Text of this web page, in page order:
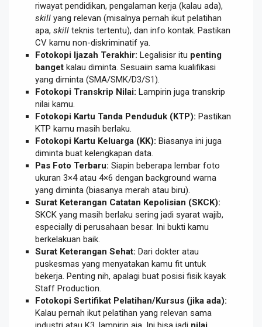
riwayat pendidikan, pengalaman kerja (kalau ada),
skill yang relevan (misalnya pernah ikut pelatihan
apa, skill teknis tertentu), dan info kontak. Pastikan
CV kamu non-diskriminatif ya.
Fotokopi Ijazah Terakhir: Legalisisr itu penting
banget kalau diminta. Sesuaiin sama kualifikasi
yang diminta (SMA/SMK/D3/S1).
Fotokopi Transkrip Nilai: Lampirin juga transkrip
nilai kamu.
Fotokopi Kartu Tanda Penduduk (KTP): Pastikan
KTP kamu masih berlaku.
Fotokopi Kartu Keluarga (KK): Biasanya ini juga
diminta buat kelengkapan data.
Pas Foto Terbaru: Siapin beberapa lembar foto
ukuran 3×4 atau 4×6 dengan background warna
yang diminta (biasanya merah atau biru).
Surat Keterangan Catatan Kepolisian (SKCK):
SKCK yang masih berlaku sering jadi syarat wajib,
especially di perusahaan besar. Ini bukti kamu
berkelakuan baik.
Surat Keterangan Sehat: Dari dokter atau
puskesmas yang menyatakan kamu fit untuk
bekerja. Penting nih, apalagi buat posisi fisik kayak
Staff Production.
Fotokopi Sertifikat Pelatihan/Kursus (jika ada):
Kalau pernah ikut pelatihan yang relevan sama